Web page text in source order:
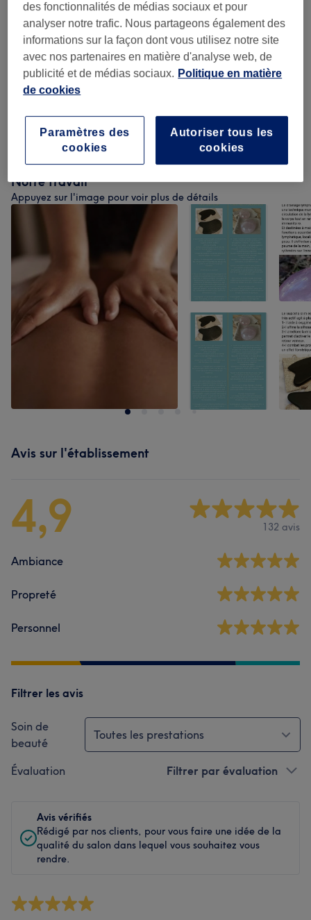
Drainage Lymphatique à partir de 50 €
Perte De Poids Et Anti-cellulite 3) à partir de 45 €
Soin Du Visage By Caudalie
Soin Du Visage (9) à partir de 40 €
Notre travail
Appuyez sur l'image pour voir plus de détails
Avis sur l'établissement
4,9 132 avis
Ambiance
Propreté
Personnel
Filtrer les avis
Soin de
beauté
Toutes les prestations
Évaluation Filtrer par évaluation
Avis vérifiés
Rédigé par nos clients, pour vous faire une idée de la
qualité du salon dans lequel vous souhaitez vous
rendre.
des fonctionnalités de médias sociaux et pour
analyser notre trafic. Nous partageons également des
informations sur la façon dont vous utilisez notre site
avec nos partenaires en matière d'analyse web, de
publicité et de médias sociaux. Politique en matière
de cookies
Autoriser tous les
cookies
Paramètres des
cookies